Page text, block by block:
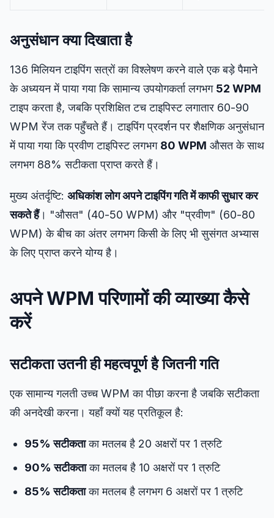
अनुसंधान क्या दिखाता है
136 मिलियन टाइपिंग सत्रों का विश्लेषण करने वाले एक बड़े पैमाने
के अध्ययन में पाया गया कि सामान्य उपयोगकर्ता लगभग 52 WPM
टाइप करता है, जबकि प्रशिक्षित टच टाइपिस्ट लगातार 60-90
WPM रेंज तक पहुँचते हैं। टाइपिंग प्रदर्शन पर शैक्षणिक अनुसंधान
में पाया गया कि प्रवीण टाइपिस्ट लगभग 80 WPM औसत के साथ
लगभग 88% सटीकता प्राप्त करते हैं।
मुख्य अंतर्दृष्टि: अधिकांश लोग अपने टाइपिंग गति में काफी सुधार कर
सकते हैं। "औसत" (40-50 WPM) और "प्रवीण" (60-80
WPM) के बीच का अंतर लगभग किसी के लिए भी सुसंगत अभ्यास
के लिए प्राप्त करने योग्य है।
अपने WPM परिणामों की व्याख्या कैसे
करें
सटीकता उतनी ही महत्वपूर्ण है जितनी गति
एक सामान्य गलती उच्च WPM का पीछा करना है जबकि सटीकता
की अनदेखी करना। यहाँ क्यों यह प्रतिकूल है:
95% सटीकताका मतलब है 20 अक्षरों पर 1 त्रुटि
90% सटीकताका मतलब है 10 अक्षरों पर 1 त्रुटि
85% सटीकताका मतलब है लगभग 6 अक्षरों पर 1 त्रुटि